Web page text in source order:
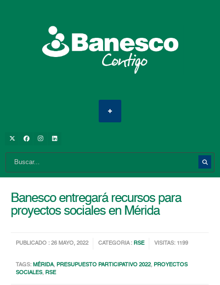
Banesco entregará recursos para
proyectos sociales en Mérida
PUBLICADO : 26 MAYO, 2022 CATEGORIA : RSE VISITAS: 1199
TAGS:MÉRIDA, PRESUPUESTO PARTICIPATIVO 2022, PROYECTOS
SOCIALES, RSE